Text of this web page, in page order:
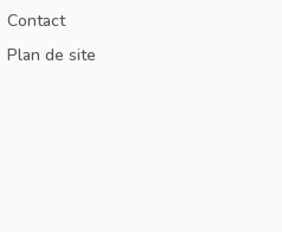
Contact
Plan de site